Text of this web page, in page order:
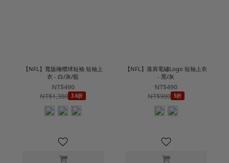
【NFL】寬版橄欖球短袖 短袖上
衣 - 白/灰/藍
NT$490
NT$1,380 3.6折
【NFL】落肩電繡Logo 短袖上衣
- 黑/灰
NT$490
NT$980 5折